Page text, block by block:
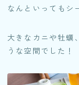
なんといってもシ
大きなカニや牡蠣
うな空間でした！